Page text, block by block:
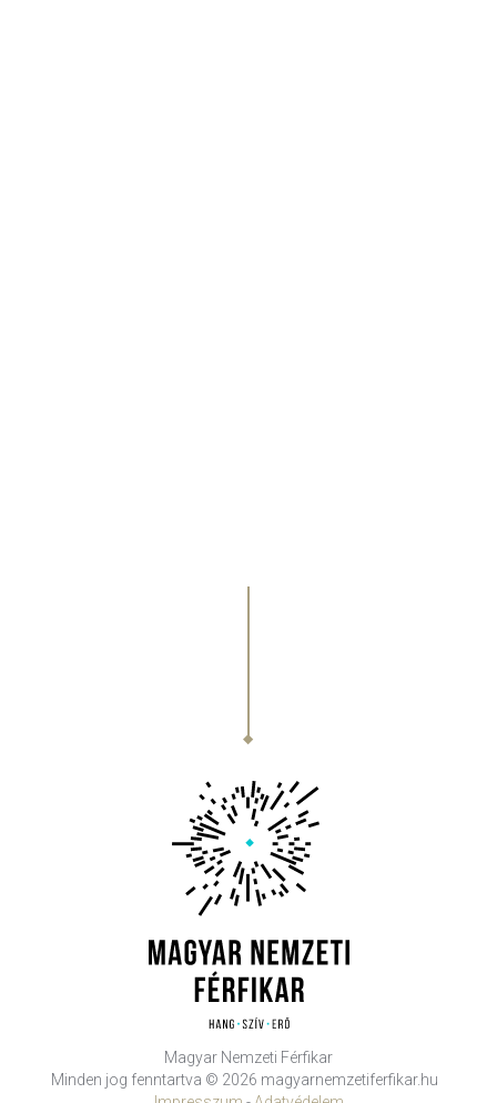
Magyar Nemzeti Férfikar
Minden jog fenntartva © 2026 magyarnemzetiferfikar.hu